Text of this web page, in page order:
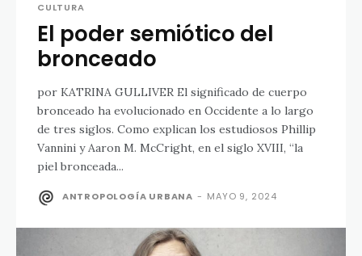
CULTURA
El poder semiótico del
bronceado
por KATRINA GULLIVER El significado de cuerpo
bronceado ha evolucionado en Occidente a lo largo
de tres siglos. Como explican los estudiosos Phillip
Vannini y Aaron M. McCright, en el siglo XVIII, “la
piel bronceada...
ANTROPOLOGÍA URBANA - MAYO 9, 2024